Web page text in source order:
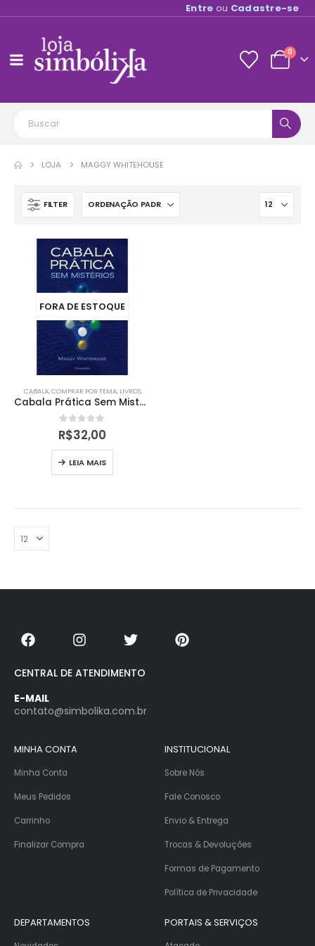
Entre ou Cadastre-se
0
LOJA MAGGY WHITEHOUSE
FILTER
FORA DE ESTOQUE
CABALA,COMPRAR POR TEMA, LIVROS
Cabala Prática Sem Mistérios
0 out of 5
R$32,00
LEIA MAIS
CENTRAL DE ATENDIMENTO
E-MAIL
contato@simbolika.com.br
MINHA CONTA
Minha Conta
Meus Pedidos
Carrinho
Finalizar Compra
INSTITUCIONAL
Sobre Nós
Fale Conosco
Envio & Entrega
Trocas & Devoluções
Formas de Pagamento
Política de Privacidade
DEPARTAMENTOS PORTAIS & SERVIÇOS